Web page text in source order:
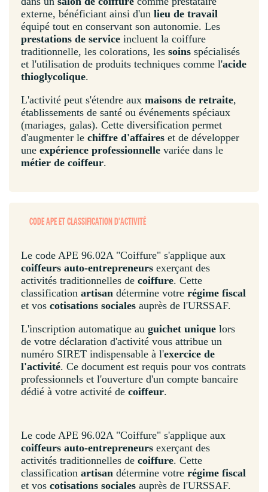
externe, bénéficiant ainsi d'un lieu de travail
équipé tout en conservant son autonomie. Les
prestations de service incluent la coiffure
traditionnelle, les colorations, les soins spécialisés
et l'utilisation de produits techniques comme l'acide
thioglycolique.
L'activité peut s'étendre aux maisons de retraite,
établissements de santé ou événements spéciaux
(mariages, galas). Cette diversification permet
d'augmenter le chiffre d'affaires et de développer
une expérience professionnelle variée dans le
métier de coiffeur.
CODE APE ET CLASSIFICATION D'ACTIVITÉ
Le code APE 96.02A "Coiffure" s'applique aux
coiffeurs auto-entrepreneurs exerçant des
activités traditionnelles de coiffure. Cette
classification artisan détermine votre régime fiscal
et vos cotisations sociales auprès de l'URSSAF.
L'inscription automatique au guichet unique lors
de votre déclaration d'activité vous attribue un
numéro SIRET indispensable à l'exercice de
l'activité. Ce document est requis pour vos contrats
professionnels et l'ouverture d'un compte bancaire
dédié à votre activité de coiffeur.
Le code APE 96.02A "Coiffure" s'applique aux
coiffeurs auto-entrepreneurs exerçant des
activités traditionnelles de coiffure. Cette
classification artisan détermine votre régime fiscal
et vos cotisations sociales auprès de l'URSSAF.